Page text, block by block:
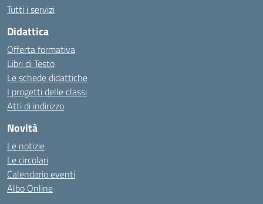
Tutti i servizi
Didattica
Offerta formativa
Libri di Testo
Le schede didattiche
I progetti delle classi
Atti di indirizzo
Novità
Le notizie
Le circolari
Calendario eventi
Albo Online